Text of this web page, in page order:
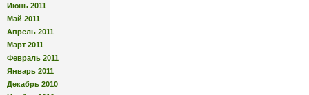
Июнь 2011
Май 2011
Апрель 2011
Март 2011
Февраль 2011
Январь 2011
Декабрь 2010